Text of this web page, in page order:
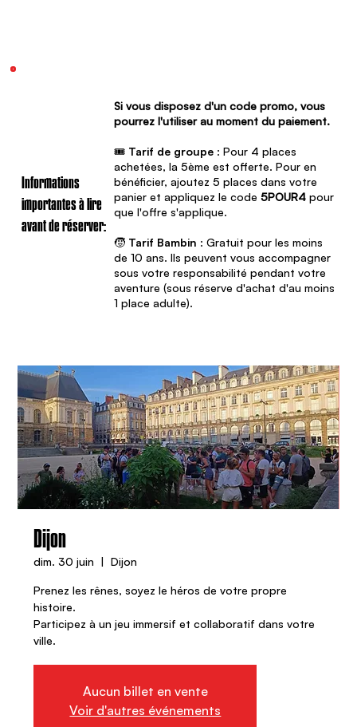
Informations
importantes à lire
avant de réserver:
Si vous disposez d'un code promo, vous
pourrez l'utiliser au moment du paiement.
🎟️ Tarif de groupe : Pour 4 places
achetées, la 5ème est offerte. Pour en
bénéficier, ajoutez 5 places dans votre
panier et appliquez le code5POUR4 pour
que l'offre s'applique.
🧒 Tarif Bambin : Gratuit pour les moins
de 10 ans. Ils peuvent vous accompagner
sous votre responsabilité pendant votre
aventure (sous réserve d'achat d'au moins
1 place adulte).
Dijon
dim. 30 juin
  |
Dijon
Prenez les rênes, soyez le héros de votre propre
histoire.
Participez à un jeu immersif et collaboratif dans votre
ville.
Aucun billet en vente
Voir d'autres événements